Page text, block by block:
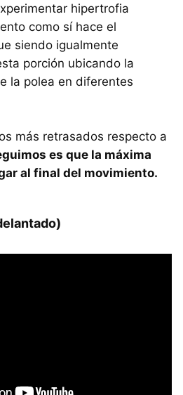
hipertrofia
como sí hace el
siendo igualmente
porción ubicando la
la polea en diferentes
más retrasados respecto a
es que la máxima
al final del movimiento.